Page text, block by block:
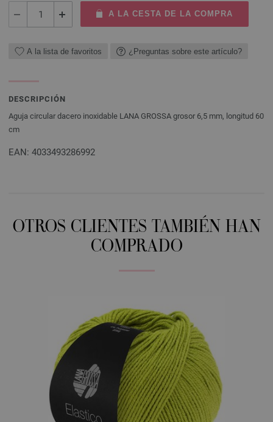
A LA CESTA DE LA COMPRA
A la lista de favoritos ¿Preguntas sobre este artículo?
DESCRIPCIÓN
Aguja circular dacero inoxidable LANA GROSSA grosor 6,5 mm, longitud 60
cm
EAN: 4033493286992
OTROS CLIENTES TAMBIÉN HAN
COMPRADO